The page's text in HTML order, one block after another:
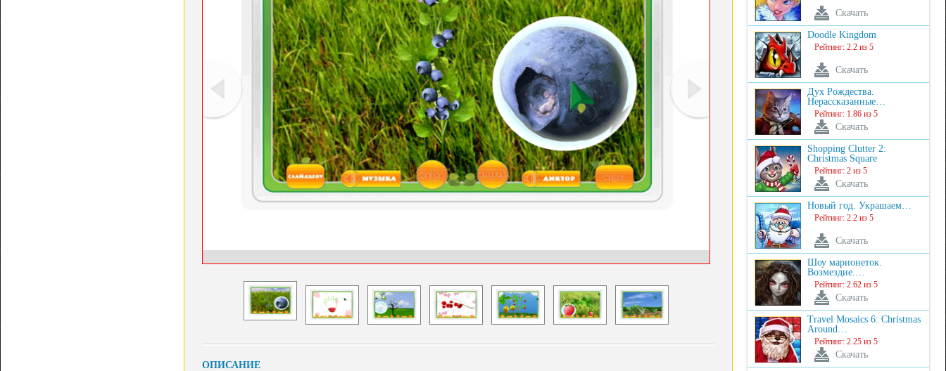
ОПИСАНИЕ
Скачать
Doodle Kingdom
Рейтинг: 2.2 из 5
Скачать
Дух Рождества.
Нерассказанные…
Рейтинг: 1.86 из 5
Скачать
Shopping Clutter 2:
Christmas Square
Рейтинг: 2 из 5
Скачать
Новый год. Украшаем…
Рейтинг: 2.2 из 5
Скачать
Шоу марионеток.
Возмездие.…
Рейтинг: 2.62 из 5
Скачать
Travel Mosaics 6: Christmas
Around…
Рейтинг: 2.25 из 5
Скачать